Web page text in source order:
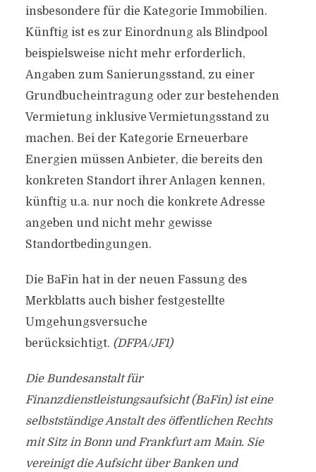
insbesondere für die Kategorie Immobilien.
Künftig ist es zur Einordnung als Blindpool
beispielsweise nicht mehr erforderlich,
Angaben zum Sanierungsstand, zu einer
Grundbucheintragung oder zur bestehenden
Vermietung inklusive Vermietungsstand zu
machen. Bei der Kategorie Erneuerbare
Energien müssen Anbieter, die bereits den
konkreten Standort ihrer Anlagen kennen,
künftig u.a. nur noch die konkrete Adresse
angeben und nicht mehr gewisse
Standortbedingungen.
Die BaFin hat in der neuen Fassung des
Merkblatts auch bisher festgestellte
Umgehungsversuche
berücksichtigt. (DFPA/JF1)
Die Bundesanstalt für
Finanzdienstleistungsaufsicht (BaFin) ist eine
selbstständige Anstalt des öffentlichen Rechts
mit Sitz in Bonn und Frankfurt am Main. Sie
vereinigt die Aufsicht über Banken und